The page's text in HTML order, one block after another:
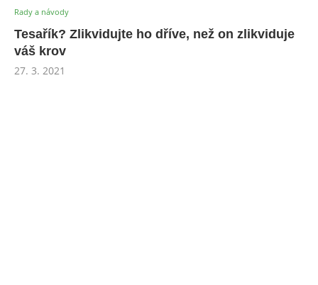
Rady a návody
Tesařík? Zlikvidujte ho dříve, než on zlikviduje
váš krov
27. 3. 2021